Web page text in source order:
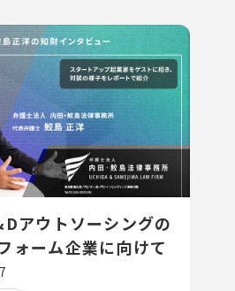
アウトソーシングの
ォーム企業に向けて